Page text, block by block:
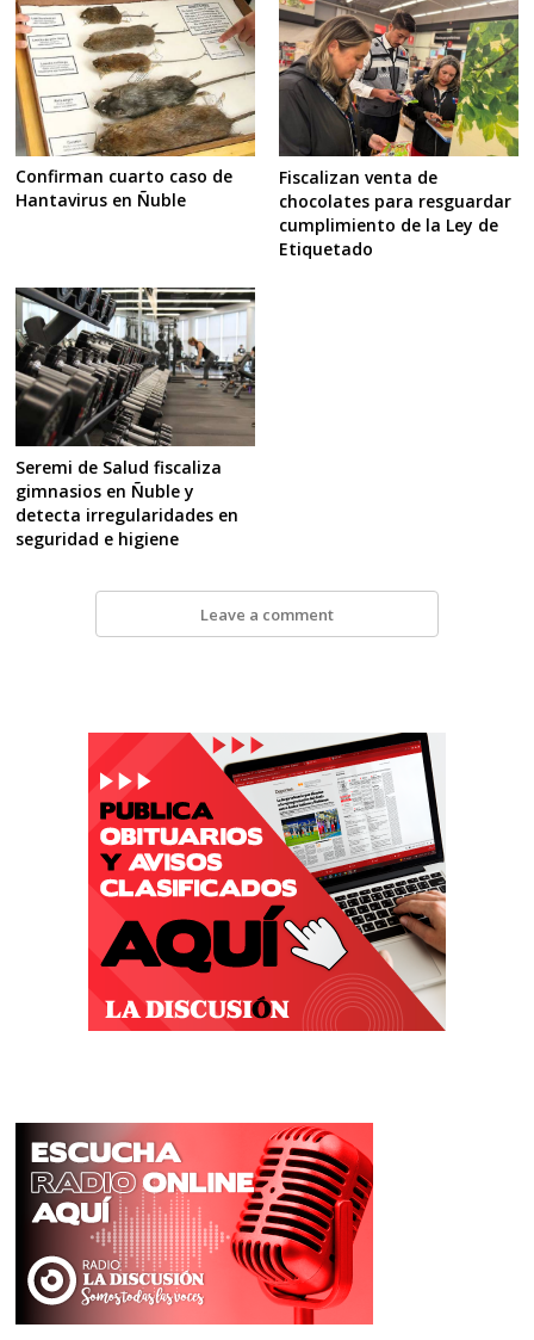
Confirman cuarto caso de
Hantavirus en Ñuble
Fiscalizan venta de
chocolates para resguardar
cumplimiento de la Ley de
Etiquetado
Seremi de Salud fiscaliza
gimnasios en Ñuble y
detecta irregularidades en
seguridad e higiene
Leave a comment